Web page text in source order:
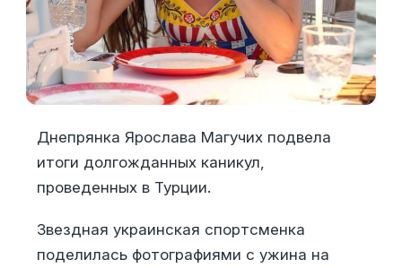
Днепрянка Ярослава Магучих подвела
итоги долгожданных каникул,
проведенных в Турции.
Звездная украинская спортсменка
поделилась фотографиями с ужина на